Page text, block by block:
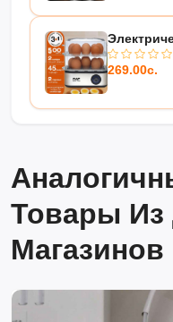
269.00с.
Товары Из
Магазинов